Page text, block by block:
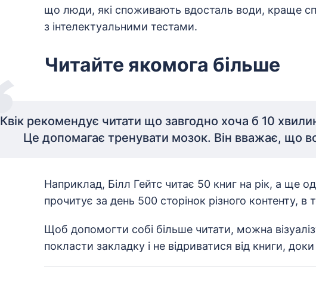
що люди, які споживають вдосталь води, краще
з інтелектуальними тестами.
Читайте якомога більше
Квік рекомендує читати що завгодно хоча б 10
Це допомагає тренувати мозок. Він вважає, що
Наприклад, Білл Гейтс читає 50 книг на рік, а ще
прочитує за день 500 сторінок різного контенту, в
Щоб допомогти собі більше читати, можна
покласти закладку і не відриватися від книги,